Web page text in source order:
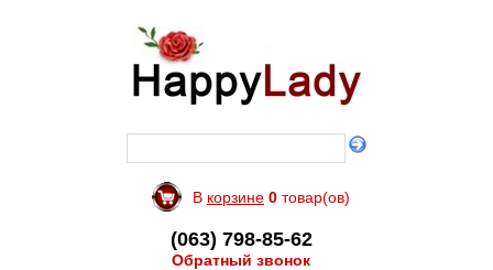
В корзине 0 товар(ов)
(063) 798-85-62
Обратный звонок